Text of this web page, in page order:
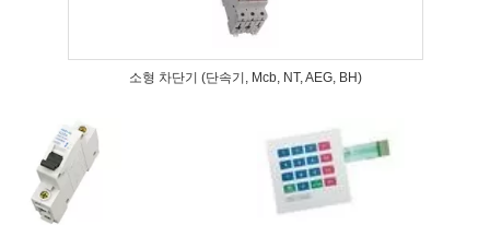
소형 차단기 (단속기, Mcb, NT, AEG, BH)